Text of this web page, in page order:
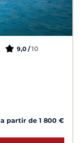
9,0 /10
a partir de 1 800 €